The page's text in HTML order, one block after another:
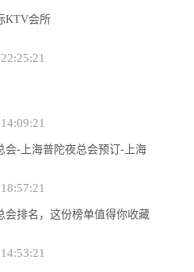
KTV会所
会-上海普陀夜总会预订-上海
会排名，这份榜单值得你收藏